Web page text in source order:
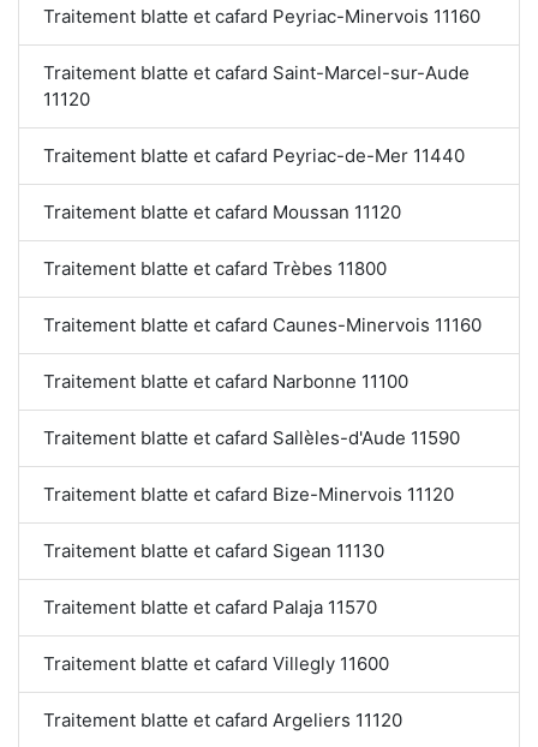
Traitement blatte et cafard Peyriac-Minervois 11160
Traitement blatte et cafard Saint-Marcel-sur-Aude
11120
Traitement blatte et cafard Peyriac-de-Mer 11440
Traitement blatte et cafard Moussan 11120
Traitement blatte et cafard Trèbes 11800
Traitement blatte et cafard Caunes-Minervois 11160
Traitement blatte et cafard Narbonne 11100
Traitement blatte et cafard Sallèles-d'Aude 11590
Traitement blatte et cafard Bize-Minervois 11120
Traitement blatte et cafard Sigean 11130
Traitement blatte et cafard Palaja 11570
Traitement blatte et cafard Villegly 11600
Traitement blatte et cafard Argeliers 11120